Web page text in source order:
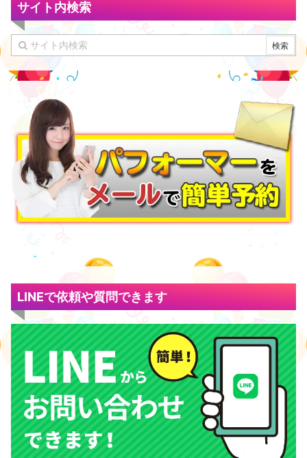
サイト内検索
LINEで依頼や質問できます